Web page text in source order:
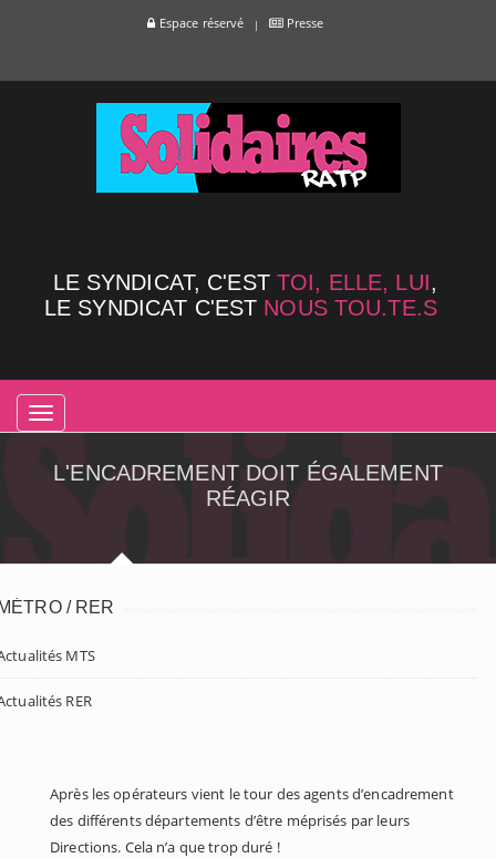
Espace réservé Presse
LE SYNDICAT, C'ESTTOI, ELLE, LUI,
LE SYNDICAT C'EST NOUS TOU.TE.S
TOGGLE
L'ENCADREMENT DOIT ÉGALEMENT
RÉAGIR
/ RER
MTS
RER
Après les opérateurs vient le tour des agents d’encadrement
des différents départements d’être méprisés par leurs
Directions. Cela n’a que trop duré !